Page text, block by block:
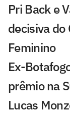
Pri Back e
decisiva do
Feminino
Ex-
prêmio na
Lucas